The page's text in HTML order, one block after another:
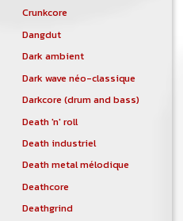
Crunkcore
Dangdut
Dark ambient
Dark wave néo-classique
Darkcore (drum and bass)
Death 'n' roll
Death industriel
Death metal mélodique
Deathcore
Deathgrind